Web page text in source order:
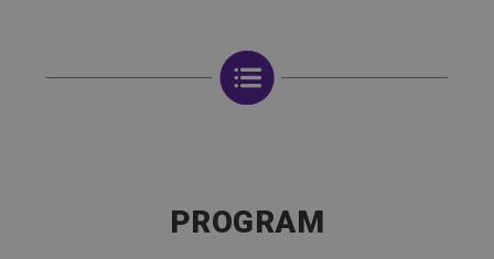
PROGRAM